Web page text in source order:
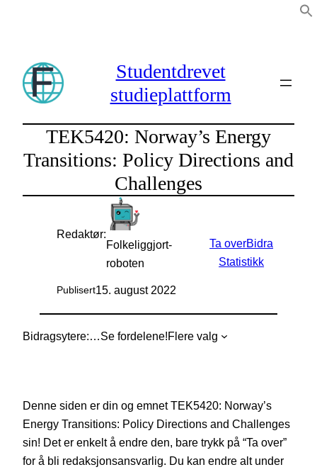
Studentdrevet
studieplattform
TEK5420: Norway’s Energy
Transitions: Policy Directions and
Challenges
Redaktør:
Folkeliggjort-
roboten
Publisert15. august 2022
Ta overBidra
Statistikk
Bidragsytere: Se fordelene!Flere valg
Denne siden er din og emnet TEK5420: Norway’s
Energy Transitions: Policy Directions and Challenges
sin! Det er enkelt å endre den, bare trykk på “Ta over”
for å bli redaksjonsansvarlig. Du kan endre alt under